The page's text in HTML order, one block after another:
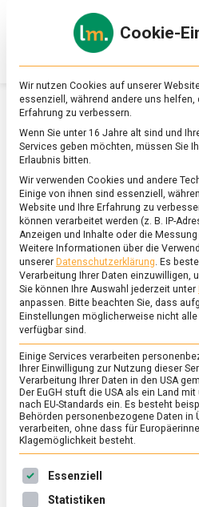
SCHLAGWORT:SCHWEDEN
ERNÄHRUNG & GESUNDHEIT /
Wieder den Löwen
vorgeworfen: das
Camp ’26
26. Juni 2026
Cookie-
Wir nutzen Cookies auf unserer
essenziell, während andere uns helfen,
Erfahrung zu verbessern.
Wenn Sie unter 16 Jahre alt sind und
Services geben möchten, müssen Sie
Erlaubnis bitten.
Wir verwenden Cookies und andere
Einige von ihnen sind essenziell,
Website und Ihre Erfahrung zu
können verarbeitet werden (z. B. IP-
Anzeigen und Inhalte oder die
Weitere Informationen über die
unserer Datenschutzerklärung. Es
Verarbeitung Ihrer Daten einzuwilligen,
Sie können Ihre Auswahl jederzeit unter
anpassen. Bitte beachten Sie, dass
Einstellungen möglicherweise nicht
verfügbar sind.
Einige Services verarbeiten
Ihrer Einwilligung zur Nutzung dieser
Verarbeitung Ihrer Daten in den USA
Der EuGH stuft die USA als ein Land
nach EU-Standards ein. Es besteht
Behörden personenbezogene Daten in
verarbeiten, ohne dass für
Klagemöglichkeit besteht.
Es folgt eine Liste der
Essenziell
Statistiken